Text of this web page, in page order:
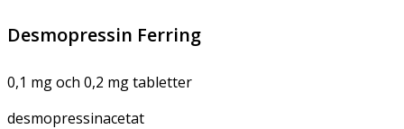
Desmopressin Ferring
0,1 mg och 0,2 mg tabletter
desmopressinacetat